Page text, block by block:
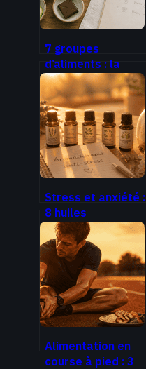
7 groupes
d’aliments : la
méthode simple
pour structurer
vos repas et
optimiser votre
santé
Stress et anxiété :
8 huiles
essentielles pour
retrouver votre
sérénité au
quotidien
Alimentation en
course à pied : 3